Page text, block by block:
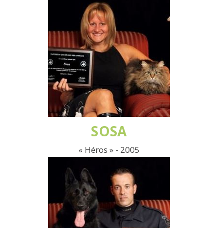
SOSA
« Héros » - 2005